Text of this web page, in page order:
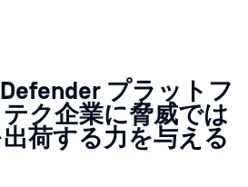
プラットフ
ク企業に脅威では
荷する力を与える